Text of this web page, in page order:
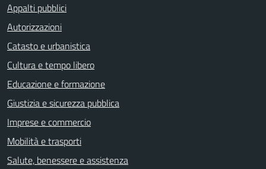
Appalti pubblici
Autorizzazioni
Catasto e urbanistica
Cultura e tempo libero
Educazione e formazione
Giustizia e sicurezza pubblica
Imprese e commercio
Mobilità e trasporti
Salute, benessere e assistenza